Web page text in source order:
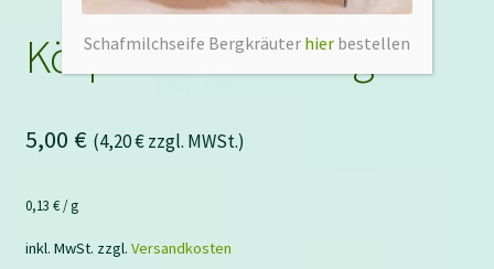
Körperbutter Orange
5,00 € (4,20€zzgl. MWSt.)
0,13 €/g
inkl. MwSt. zzgl. Versandkosten
Schafmilchseife Bergkräuter hier bestellen